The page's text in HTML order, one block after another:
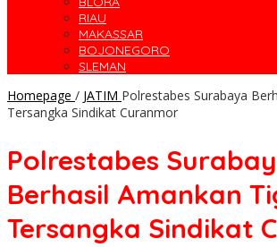
RIAU
MAKASSAR
BOJONEGORO
SLEMAN
Homepage / JATIM Polrestabes Surabaya
Tersangka Sindikat Curanmor
Polrestabes
Berhasil Amankan
Tersangka Sindikat